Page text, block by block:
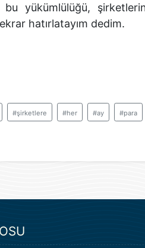
bu yükümlülüğü,
hatırlatayım dedim.
#şirketlere #her #ay #para